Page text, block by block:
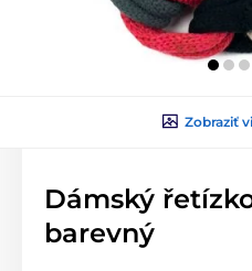
Zobraziť
Dámský
barevný